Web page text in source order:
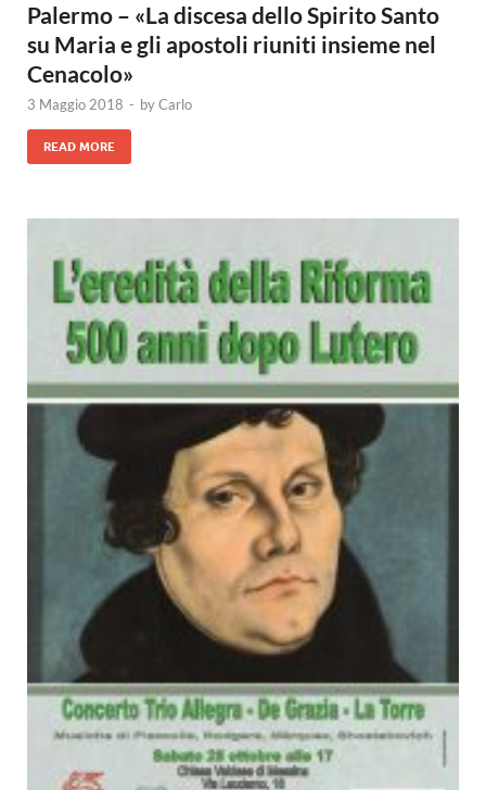
Palermo – «La discesa dello Spirito Santo
su Maria e gli apostoli riuniti insieme nel
Cenacolo»
3 Maggio 2018 - byCarlo
READ MORE